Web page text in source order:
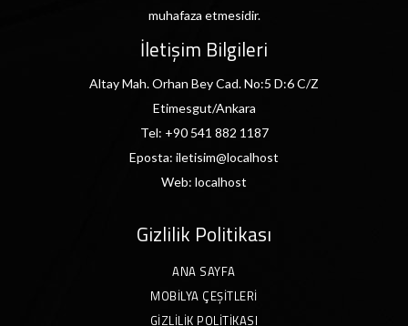
muhafaza etmesidir.
İletişim Bilgileri
Altay Mah. Orhan Bey Cad. No:5 D:6 C/Z
Etimesgut/Ankara
Tel: +90 541 882 1187
Eposta: iletisim@localhost
Web: localhost
Gizlilik Politikası
ANA SAYFA
MOBILYA ÇEŞITLERI
GIZLILIK POLITIKASI